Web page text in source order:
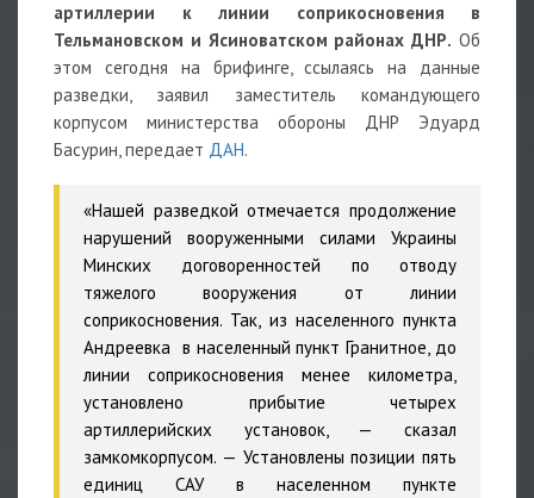
артиллерии к линии соприкосновения в
Тельмановском и Ясиноватском районах ДНР. Об
этом сегодня на брифинге, ссылаясь на данные
разведки, заявил заместитель командующего
корпусом министерства обороны ДНР Эдуард
Басурин, передает ДАН.
«Нашей разведкой отмечается продолжение
нарушений вооруженными силами Украины
Минских договоренностей по отводу
тяжелого вооружения от линии
соприкосновения. Так, из населенного пункта
Андреевка в населенный пункт Гранитное, до
линии соприкосновения менее километра,
установлено прибытие четырех
артиллерийских установок, — сказал
замкомкорпусом. — Установлены позиции пять
единиц САУ в населенном пункте